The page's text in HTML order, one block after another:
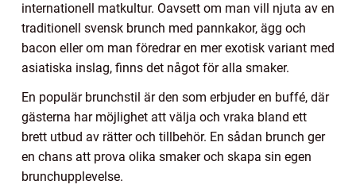
internationell matkultur. Oavsett om man vill njuta av en
traditionell svensk brunch med pannkakor, ägg och
bacon eller om man föredrar en mer exotisk variant med
asiatiska inslag, finns det något för alla smaker.
En populär brunchstil är den som erbjuder en buffé, där
gästerna har möjlighet att välja och vraka bland ett
brett utbud av rätter och tillbehör. En sådan brunch ger
en chans att prova olika smaker och skapa sin egen
brunchupplevelse.